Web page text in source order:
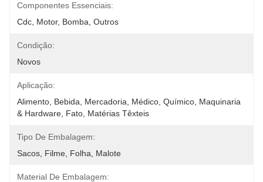
Componentes Essenciais:
Cdc, Motor, Bomba, Outros
Condição:
Novos
Aplicação:
Alimento, Bebida, Mercadoria, Médico, Químico, Maquinaria
& Hardware, Fato, Matérias Têxteis
Tipo De Embalagem:
Sacos, Filme, Folha, Malote
Material De Embalagem: